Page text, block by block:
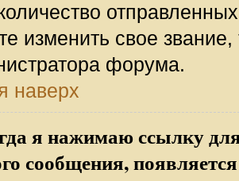
изменить свое
форума.
наверх
я нажимаю ссылку
сообщения,